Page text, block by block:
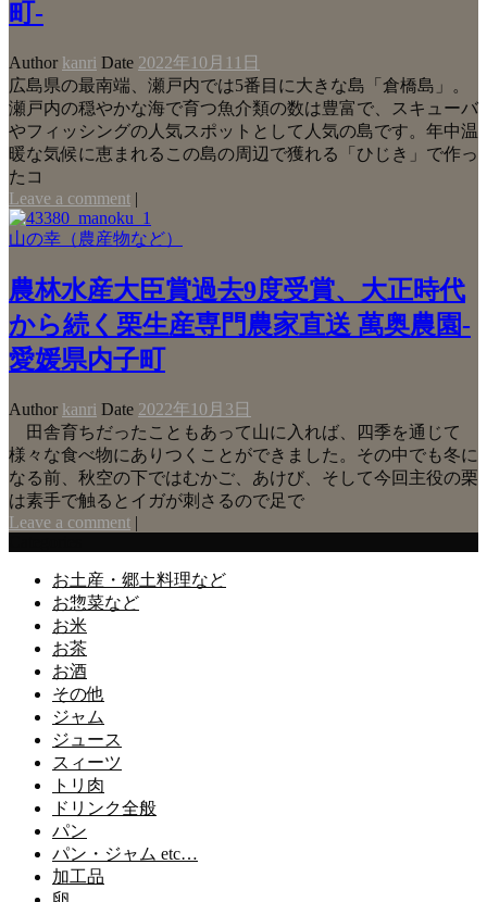
町-
Author kanri Date 2022年10月11日
広島県の最南端、瀬戸内では5番目に大きな島「倉橋島」。
瀬戸内の穏やかな海で育つ魚介類の数は豊富で、スキューバ
やフィッシングの人気スポットとして人気の島です。年中温
暖な気候に恵まれるこの島の周辺で獲れる「ひじき」で作っ
たコ
Leave a comment |
山の幸（農産物など）
農林水産大臣賞過去9度受賞、大正時代
から続く栗生産専門農家直送 萬奥農園-
愛媛県内子町
Author kanri Date 2022年10月3日
田舎育ちだったこともあって山に入れば、四季を通じて
様々な食べ物にありつくことができました。その中でも冬に
なる前、秋空の下ではむかご、あけび、そして今回主役の栗
は素手で触るとイガが刺さるので足で
Leave a comment |
お土産・郷土料理など
お惣菜など
お米
お茶
お酒
その他
ジャム
ジュース
スィーツ
トリ肉
ドリンク全般
パン
パン・ジャム etc…
加工品